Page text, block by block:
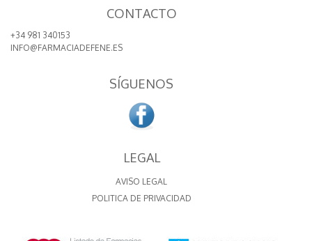
CONTACTO
+34 981 340153
INFO@FARMACIADEFENE.ES
SÍGUENOS
LEGAL
AVISO LEGAL
POLITICA DE PRIVACIDAD